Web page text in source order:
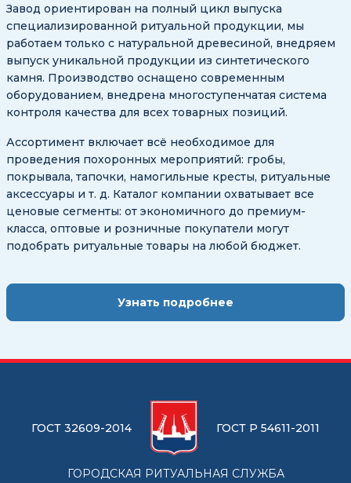
Завод ориентирован на полный цикл выпуска
специализированной ритуальной продукции, мы
работаем только с натуральной древесиной, внедряем
выпуск уникальной продукции из синтетического
камня. Производство оснащено современным
оборудованием, внедрена многоступенчатая система
контроля качества для всех товарных позиций.
Ассортимент включает всё необходимое для
проведения похоронных мероприятий: гробы,
покрывала, тапочки, намогильные кресты, ритуальные
аксессуары и т. д. Каталог компании охватывает все
ценовые сегменты: от экономичного до премиум-
класса, оптовые и розничные покупатели могут
подобрать ритуальные товары на любой бюджет.
Узнать подробнее
ГОСТ 32609-2014 ГОСТ Р 54611-2011
ГОРОДСКАЯ РИТУАЛЬНАЯ СЛУЖБА